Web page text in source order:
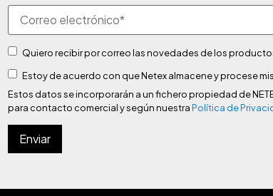
Quiero recibir por correo las novedades de los
Estoy de acuerdo con que Netex almacene y procese
Estos datos se incorporarán a un fichero propiedad de
para contacto comercial y según nuestraPolítica de